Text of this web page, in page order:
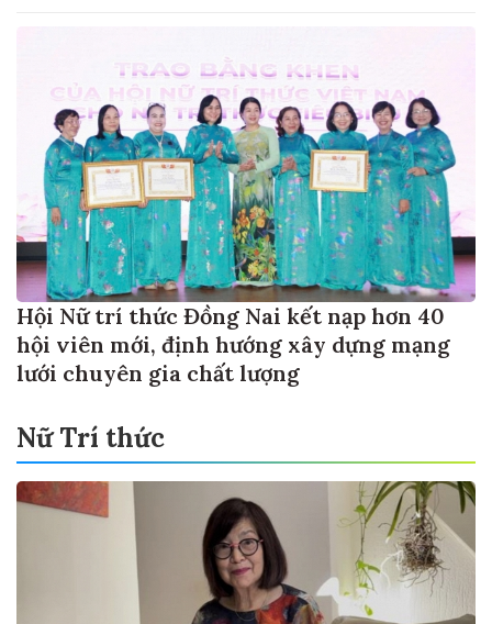
Hội Nữ trí thức Đồng Nai kết nạp hơn 40
hội viên mới, định hướng xây dựng mạng
lưới chuyên gia chất lượng
Nữ Trí thức